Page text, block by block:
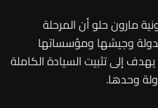
مارون حلو أن المرحلة
وجيشها ومؤسساتها
إلى تثبيت السيادة الكاملة
وحدها.